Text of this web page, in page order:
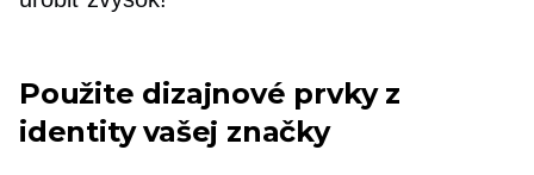
Použite dizajnové prvky z
identity vašej značky